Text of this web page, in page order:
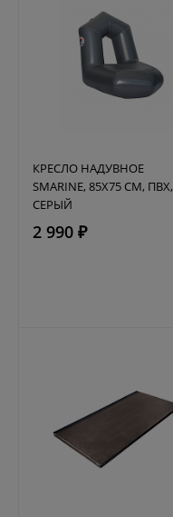
КРЕСЛО НАДУВНОЕ
SMARINE, 85Х75 СМ, ПВХ,
СЕРЫЙ
2 990 ₽